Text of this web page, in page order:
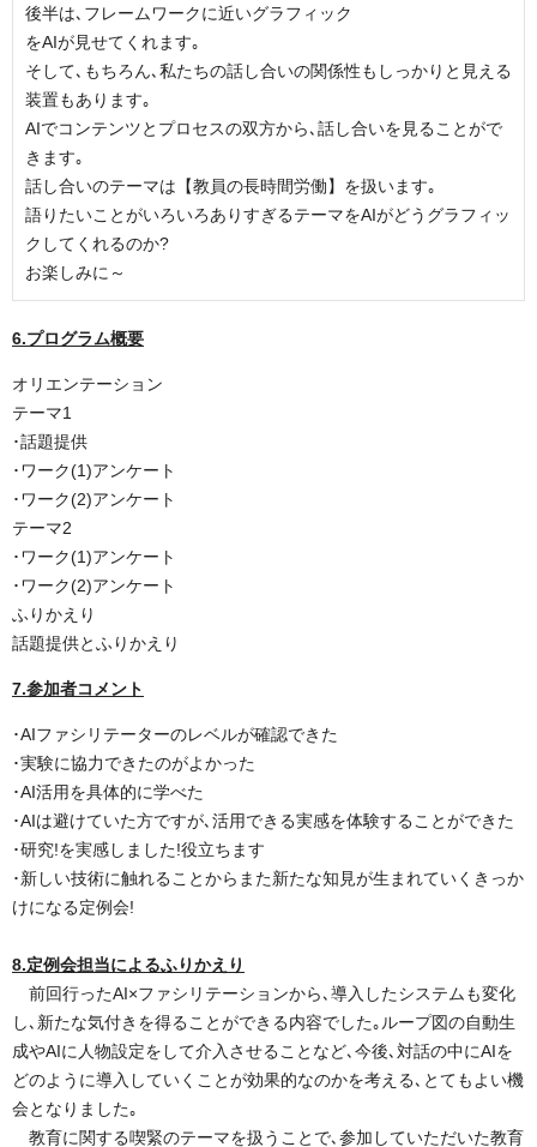
後半は､フレームワークに近いグラフィック
をAIが見せてくれます｡
そして､もちろん､私たちの話し合いの関係性もしっかりと見える
装置もあります｡
AIでコンテンツとプロセスの双方から､話し合いを見ることがで
きます｡
話し合いのテーマは【教員の長時間労働】を扱います｡
語りたいことがいろいろありすぎるテーマをAIがどうグラフィッ
クしてくれるのか?
お楽しみに～
6.プログラム概要
オリエンテーション
テーマ1
･話題提供
･ワーク(1)アンケート
･ワーク(2)アンケート
テーマ2
･ワーク(1)アンケート
･ワーク(2)アンケート
ふりかえり
話題提供とふりかえり
7.参加者コメント
･AIファシリテーターのレベルが確認できた
･実験に協力できたのがよかった
･AI活用を具体的に学べた
･AIは避けていた方ですが､活用できる実感を体験することができた
･研究!を実感しました!役立ちます
･新しい技術に触れることからまた新たな知見が生まれていくきっか
けになる定例会!
8.定例会担当によるふりかえり
前回行ったAI×ファシリテーションから､導入したシステムも変化
し､新たな気付きを得ることができる内容でした｡ループ図の自動生
成やAIに人物設定をして介入させることなど､今後､対話の中にAIを
どのように導入していくことが効果的なのかを考える､とてもよい機
会となりました｡
教育に関する喫緊のテーマを扱うことで､参加していただいた教育